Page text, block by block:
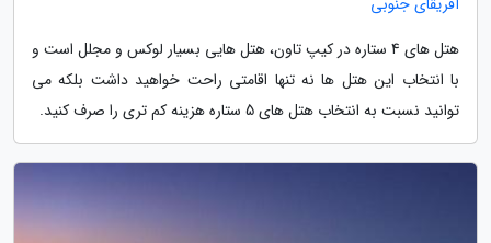
هتل های 4 ستاره در کیپ تاون، هتل هایی بسیار لوکس و مجلل است و
با انتخاب این هتل ها نه تنها اقامتی راحت خواهید داشت بلکه می
توانید نسبت به انتخاب هتل های 5 ستاره هزینه کم تری را صرف کنید.